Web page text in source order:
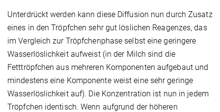
Unterdrückt werden kann diese Diffusion nun durch Zusatz
eines in den Tröpfchen sehr gut löslichen Reagenzes, das
im Vergleich zur Tröpfchenphase selbst eine geringere
Wasserlöslichkeit aufweist (in der Milch sind die
Fetttröpfchen aus mehreren Komponenten aufgebaut und
mindestens eine Komponente weist eine sehr geringe
Wasserlöslichkeit auf). Die Konzentration ist nun in jedem
Tröpfchen identisch. Wenn aufgrund der höheren